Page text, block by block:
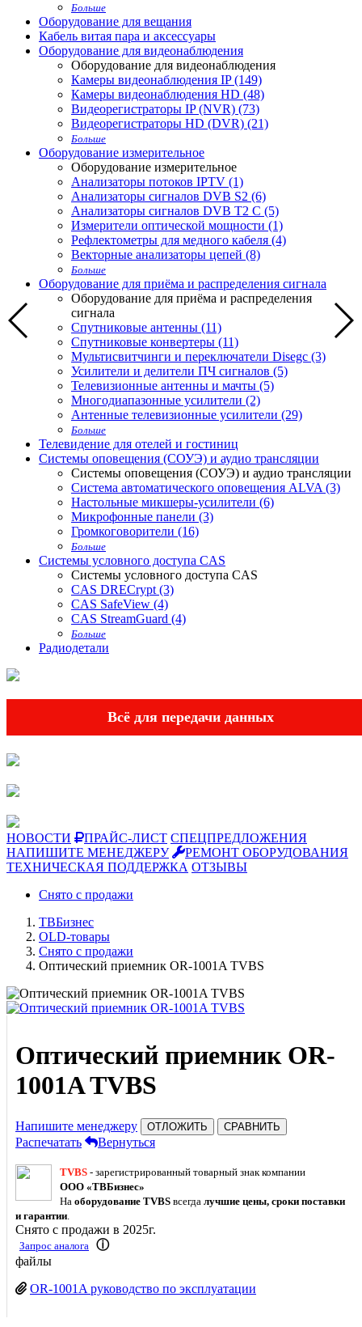
Больше
Оборудование для вещания
Кабель витая пара и аксессуары
Оборудование для видеонаблюдения
Оборудование для видеонаблюдения
Камеры видеонаблюдения IP (149)
Камеры видеонаблюдения HD (48)
Видеорегистраторы IP (NVR) (73)
Видеорегистраторы HD (DVR) (21)
Больше
Оборудование измерительное
Оборудование измерительное
Анализаторы потоков IPTV (1)
Анализаторы сигналов DVB S2 (6)
Анализаторы сигналов DVB T2 С (5)
Измерители оптической мощности (1)
Рефлектометры для медного кабеля (4)
Векторные анализаторы цепей (8)
Больше
Оборудование для приёма и распределения сигнала
Оборудование для приёма и распределения
сигнала
Спутниковые антенны (11)
Спутниковые конвертеры (11)
Мультисвитчинги и переключатели Disegc (3)
Усилители и делители ПЧ сигналов (5)
Телевизионные антенны и мачты (5)
Многодиапазонные усилители (2)
Антенные телевизионные усилители (29)
Больше
Телевидение для отелей и гостиниц
Системы оповещения (СОУЭ) и аудио трансляции
Системы оповещения (СОУЭ) и аудио трансляции
Система автоматического оповещения ALVA (3)
Настольные микшеры-усилители (6)
Микрофонные панели (3)
Громкоговорители (16)
Больше
Системы условного доступа CAS
Системы условного доступа CAS
CAS DRECrypt (3)
CAS SafeView (4)
CAS StreamGuard (4)
Больше
Радиодетали
Всё для передачи данных
НОВОСТИ ПРАЙС-ЛИСТ СПЕЦПРЕДЛОЖЕНИЯ
НАПИШИТЕ МЕНЕДЖЕРУ
РЕМОНТ ОБОРУДОВАНИЯ
ТЕХНИЧЕСКАЯ ПОДДЕРЖКА ОТЗЫВЫ
Снято с продажи
ТВБизнес
OLD-товары
Снято с продажи
Оптический приемник OR-1001A TVBS
Оптический приемник OR-
1001A TVBS
Напишите менеджеру ОТЛОЖИТЬ СРАВНИТЬ
Распечатать Вернуться
TVBS - зарегистрированный товарный знак компании
ООО «ТВБизнес»
На оборудование TVBS всегда лучшие цены, сроки поставки
и гарантии
Снято с продажи в 2025г.
Запрос аналога
ⓘ
файлы
OR-1001A руководство по эксплуатации